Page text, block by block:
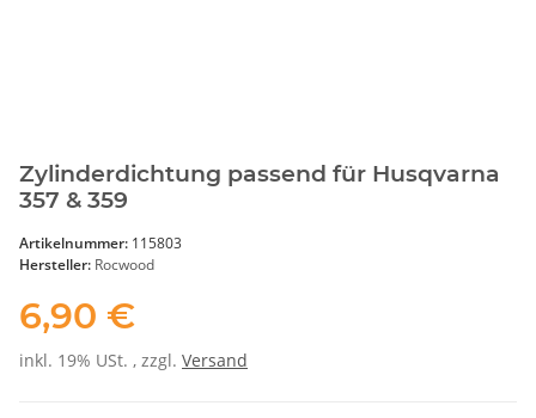
Zylinderdichtung passend für Husqvarna
357 & 359
Artikelnummer: 115803
Hersteller: Rocwood
6,90 €
inkl. 19% USt. , zzgl. Versand